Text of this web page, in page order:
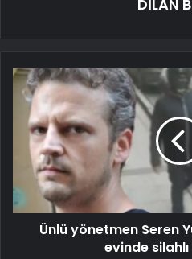
DİLAN
Ünlü yönetmen Seren
evinde silahlı